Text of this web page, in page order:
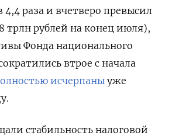
раза и вчетверо превысил
трлн рублей на конец июля),
Фонда национального
втрое с начала
исчерпаны уже
стабильность налоговой